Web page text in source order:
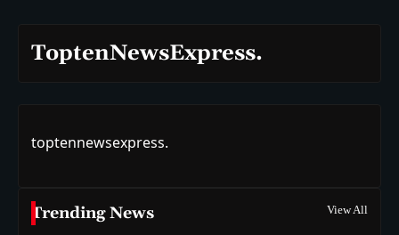
ToptenNewsExpress.
toptennewsexpress.
Trending News View All